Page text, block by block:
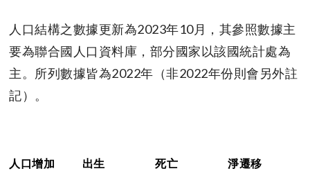
人口結構之數據更新為2023年10月，其參照數據主
要為聯合國人口資料庫，部分國家以該國統計處為
主。所列數據皆為2022年（非2022年份則會另外註
記）。
人口增加 出生 死亡 淨遷移